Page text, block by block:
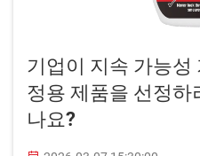
기업이 지속 가능성
정용 제품을 선정하
나요?